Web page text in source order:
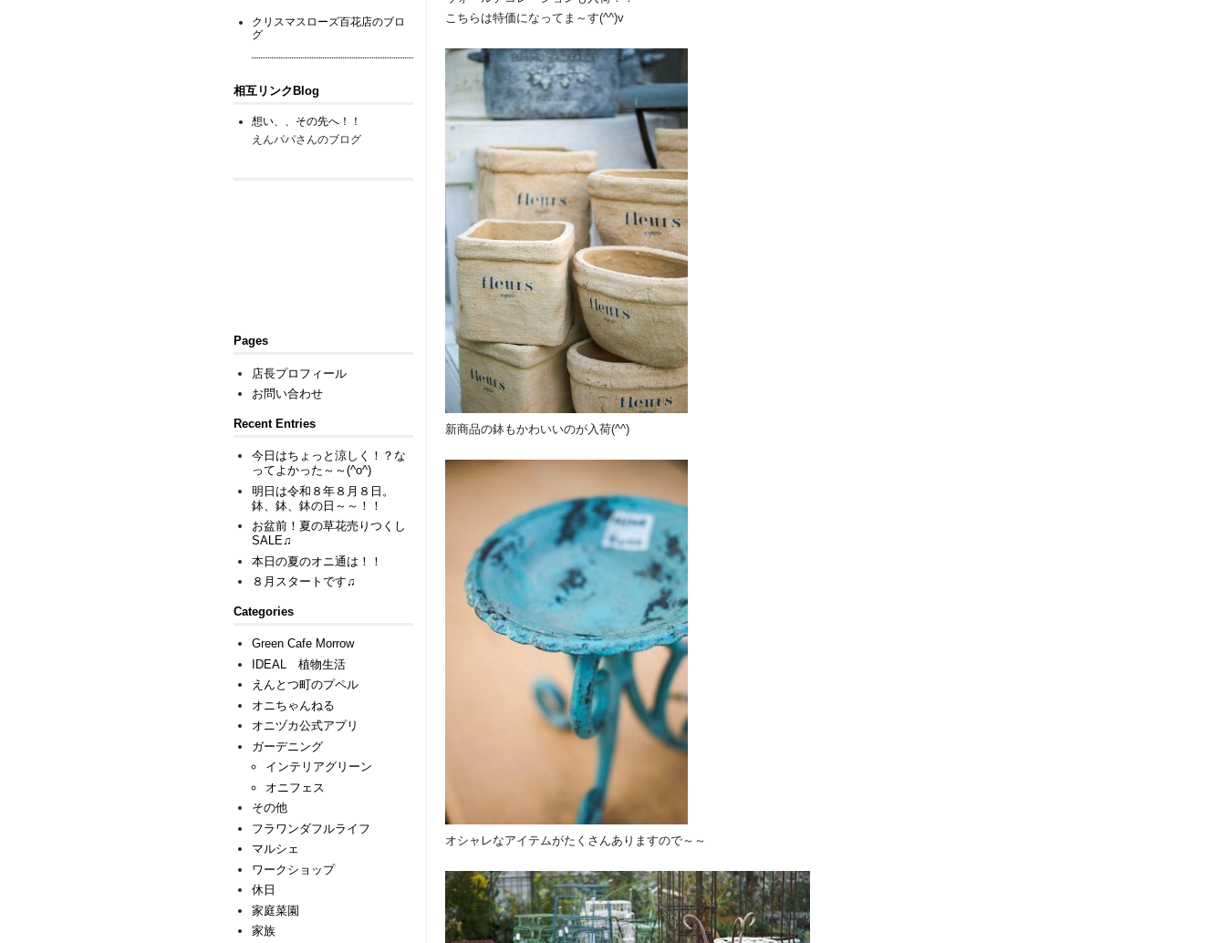
こちらは特価になってま～す(^^)v
新商品の鉢もかわいいのが入荷(^^)
オシャレなアイテムがたくさんありますので～～
クリスマスローズ百花店のブロ
グ
相互リンクBlog
想い、、その先へ！！
えんパパさんのブログ
Pages
店長プロフィール
お問い合わせ
Recent Entries
今日はちょっと涼しく！？な
ってよかった～～(^o^)
明日は令和８年８月８日。
鉢、鉢、鉢の日～～！！
お盆前！夏の草花売りつくし
SALE♫
本日の夏のオニ通は！！
８月スタートです♫
Categories
Green Cafe Morrow
IDEAL 植物生活
えんとつ町のプペル
オニちゃんねる
オニヅカ公式アプリ
ガーデニング
インテリアグリーン
オニフェス
その他
フラワンダフルライフ
マルシェ
ワークショップ
休日
家庭菜園
家族